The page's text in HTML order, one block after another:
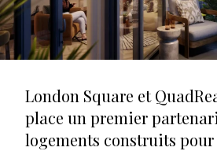
London Square et
place un premier
logements construits pour